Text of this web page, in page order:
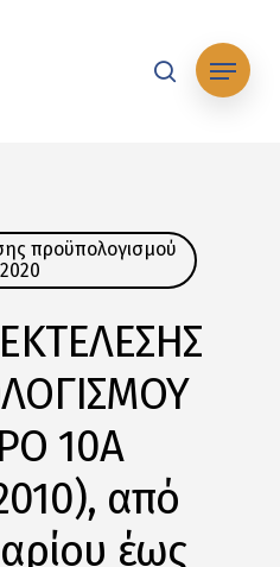
searchΜενού
προϋπολογισμού
2020
10Α
από
έως